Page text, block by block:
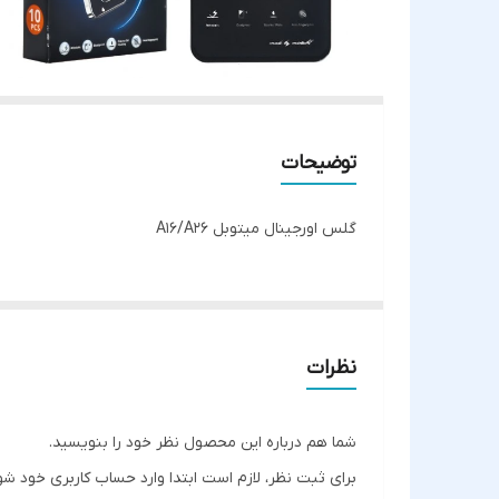
توضیحات
گلس اورجینال میتوبل A16/A26
نظرات
شما هم درباره این محصول نظر خود را بنویسید.
برای ثبت نظر، لازم است ابتدا وارد حساب کاربری خود